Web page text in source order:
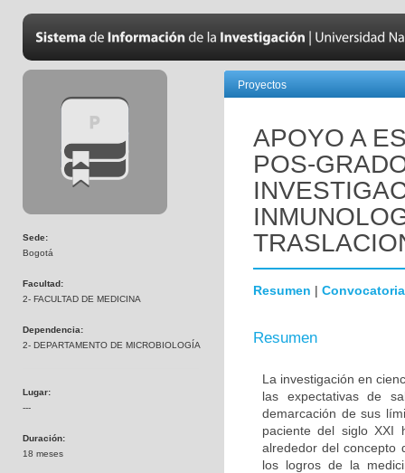
Sede:
Bogotá
Facultad:
2- FACULTAD DE MEDICINA
Dependencia:
2- DEPARTAMENTO DE MICROBIOLOGÍA
Lugar:
---
Duración:
18 meses
Proyectos
APOYO A
POS-
Resumen | Convocatoria
Resumen
La investigación en
las expectativas de
demarcación de sus
paciente del siglo XXI
alrededor del concepto
los logros de la